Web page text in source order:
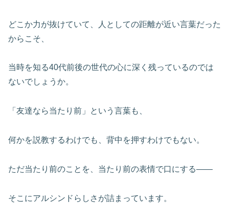
どこか力が抜けていて、人としての距離が近い言葉だった
からこそ、
当時を知る40代前後の世代の心に深く残っているのでは
ないでしょうか。
「友達なら当たり前」という言葉も、
何かを説教するわけでも、背中を押すわけでもない。
ただ当たり前のことを、当たり前の表情で口にする――
そこにアルシンドらしさが詰まっています。